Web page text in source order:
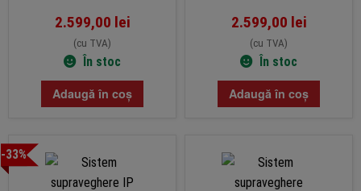
2.599,00 lei
(cu TVA)
În stoc
Adaugă în coș
2.599,00 lei
(cu TVA)
În stoc
Adaugă în coș
-33%